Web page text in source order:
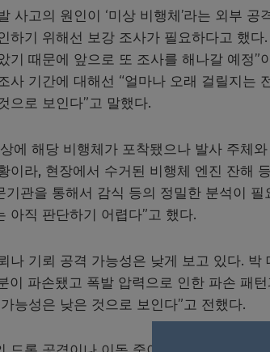
사고의 원인이 ‘미상 비행체’라는 외부
하기 위해선 보강 조사가 필요하다고 했
기 때문에 앞으로 또 조사를 해나갈 예정
사 기간에 대해선 “얼마나 오래 걸릴지는
으로 보인다”고 말했다.
상에 해당 비행체가 포착됐으나 발사 주체
이라, 현장에서 수거된 비행체 엔진 잔해
기관을 통해서 감식 등의 정밀한 분석이
아직 판단하기 어렵다”고 했다.
나 기뢰 공격 가능성은 낮게 보고 있다.
이 파손됐고 폭발 압력으로 인한 파손 패
능성은 낮은 것으로 보인다”고 전했다.